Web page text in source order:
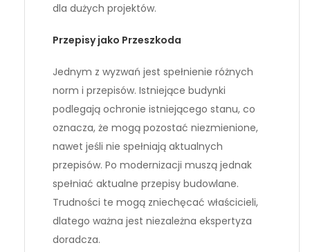
dla dużych projektów.
Przepisy jako Przeszkoda
Jednym z wyzwań jest spełnienie różnych
norm i przepisów. Istniejące budynki
podlegają ochronie istniejącego stanu, co
oznacza, że mogą pozostać niezmienione,
nawet jeśli nie spełniają aktualnych
przepisów. Po modernizacji muszą jednak
spełniać aktualne przepisy budowlane.
Trudności te mogą zniechęcać właścicieli,
dlatego ważna jest niezależna ekspertyza
doradcza.